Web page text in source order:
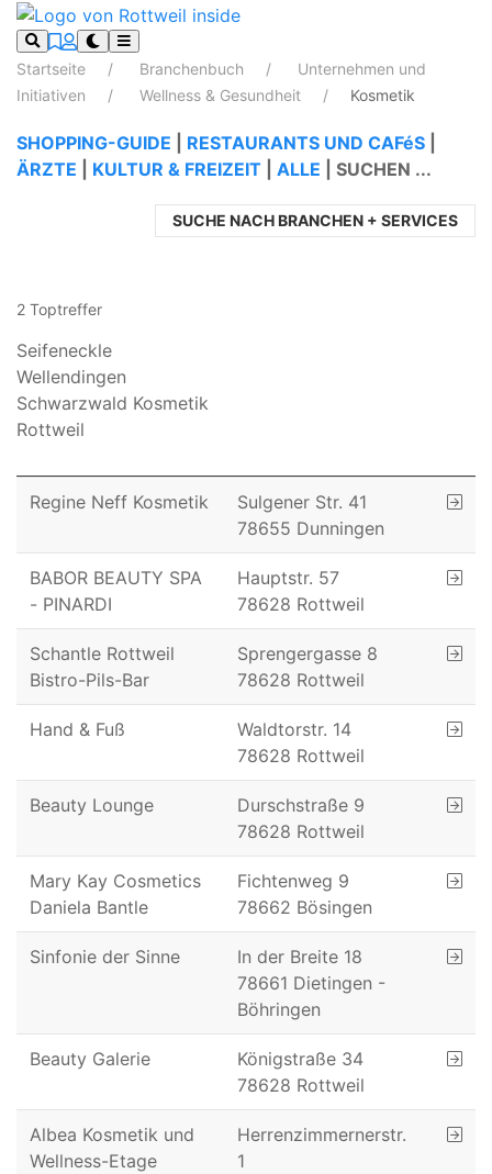
Startseite Branchenbuch
Unternehmen und
Initiativen
Wellness & Gesundheit Kosmetik
SHOPPING-GUIDE RESTAURANTS UND CAFéS
ÄRZTE
KULTUR & FREIZEIT ALLE SUCHEN ...
SUCHE NACH BRANCHEN + SERVICES
2 Toptreffer
Seifeneckle
Wellendingen
Schwarzwald Kosmetik
Rottweil
Regine Neff Kosmetik
Sulgener Str. 41
78655 Dunningen
BABOR BEAUTY SPA
- PINARDI
Hauptstr. 57
78628 Rottweil
Schantle Rottweil
Bistro-Pils-Bar
Sprengergasse 8
78628 Rottweil
Hand & Fuß
Waldtorstr. 14
78628 Rottweil
Beauty Lounge
Durschstraße 9
78628 Rottweil
Mary Kay Cosmetics
Daniela Bantle
Fichtenweg 9
78662 Bösingen
Sinfonie der Sinne
In der Breite 18
78661 Dietingen -
Böhringen
Beauty Galerie
Königstraße 34
78628 Rottweil
Albea Kosmetik und
Wellness-Etage
Herrenzimmernerstr.
1